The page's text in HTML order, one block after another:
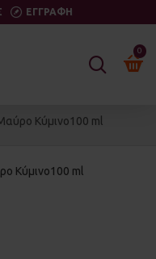
ΕΓΓΡΑΦΗ
0
Κύμινο100 ml